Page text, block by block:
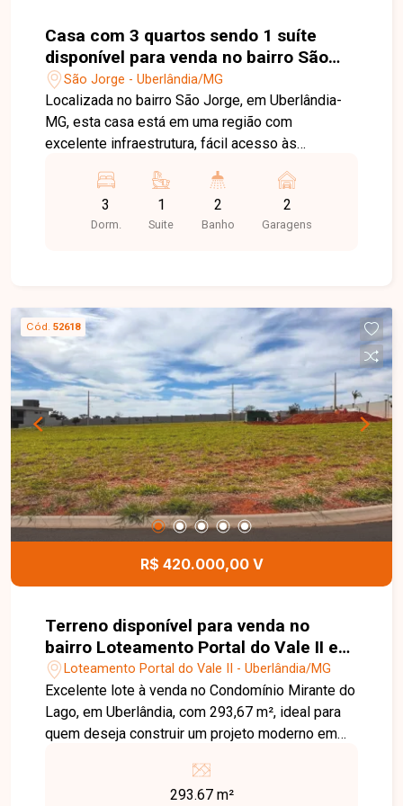
Casa com 3 quartos sendo 1 suíte
disponível para venda no bairro São
Jorge em Uberlândia-MG
São Jorge - Uberlândia/MG
Localizada no bairro São Jorge, em Uberlândia-
MG, esta casa está em uma região com
excelente infraestrutura, fácil acesso às
além de contar com comércios, escolas,
farmácias e diversos serviços, proporcionando
praticidade e qualidade de vida para toda a
suíte, banheiro social, cozinha, despensa, lavabo,
área de serviço, área de lazer com churrasqueira
e 02 vagas de garagem. Os ambientes são bem
distribuídos, oferecendo conforto, funcionalidade
e excelente aproveitamento dos espaços. Esta é
uma excelente oportunidade para quem busca um
imóvel espaçoso, com área de lazer completa e
localização privilegiada no bairro São Jorge.
Agende uma visita e venha conhecer todos os
detalhes desta casa.
3
Dorm.
1
Suite
2
Banho
2
Garagens
Cód. 52618
R$ 420.000,00 V
Terreno disponível para venda no
bairro Loteamento Portal do Vale II em
Uberlândia-MG
Loteamento Portal do Vale II - Uberlândia/MG
Excelente lote à venda no Condomínio Mirante do
Lago, em Uberlândia, com 293,67 m², ideal para
quem deseja construir um projeto moderno em
proporcionando diversas possibilidades de
293.67 m²